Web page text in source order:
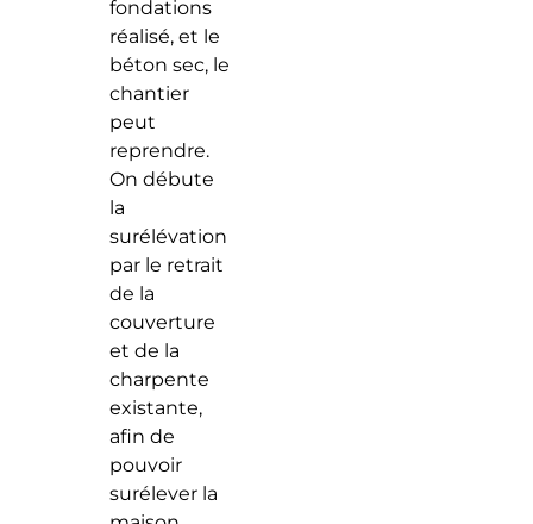
fondations
réalisé, et le
béton sec, le
chantier
peut
reprendre.
On débute
la
surélévation
par le retrait
de la
couverture
et de la
charpente
existante,
afin de
pouvoir
surélever la